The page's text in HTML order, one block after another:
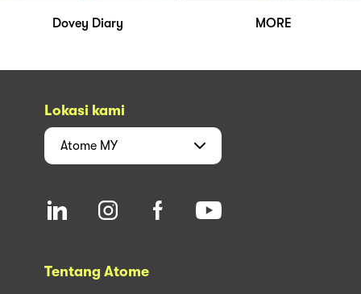
Dovey Diary MORE
Lokasi kami
Atome MY
Tentang Atome